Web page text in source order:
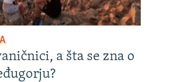
a šta se zna o